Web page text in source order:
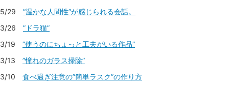
5/29 ”温かな人間性”が感じられる会話。
3/26 ”ドラ猫”
3/19 ”使うのにちょっと工夫がいる作品”
3/13 ”憧れのガラス掃除”
3/10 食べ過ぎ注意の”簡単ラスク”の作り方